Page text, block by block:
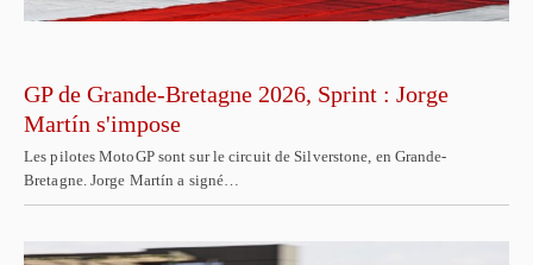
GP de Grande-Bretagne 2026, Sprint : Jorge
Martín s'impose
Les pilotes MotoGP sont sur le circuit de Silverstone, en Grande-
Bretagne. Jorge Martín a signé…